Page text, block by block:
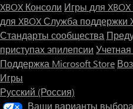
XBOX Консоли Игры для XBOX
для XBOXСлужба поддержки
Стандарты сообщества
приступах эпилепсии
Поддержка Microsoft Store
Игры
Русский (Россия)
Ваши варианты